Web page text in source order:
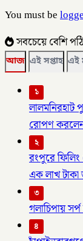
You must be
সবচেয়ে বেশি
আজ এই সপ্তাহ এই
১
লালমনিরহাট
রোপণ
২
রংপুরে
এক লাখ টাকা
৩
গলাচিপায়
৪